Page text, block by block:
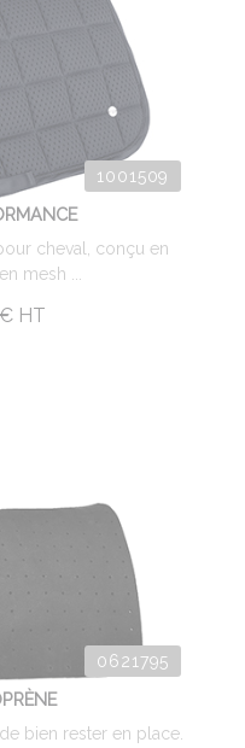
1001509
cheval, conçu en
mesh ...
€ HT
0621795
bien rester en place.